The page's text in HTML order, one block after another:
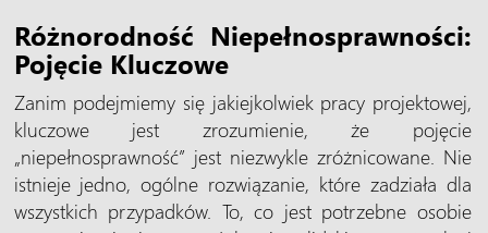
Różnorodność Niepełnosprawności:
Pojęcie Kluczowe
Zanim podejmiemy się jakiejkolwiek pracy projektowej,
kluczowe jest zrozumienie, że pojęcie
„niepełnosprawność” jest niezwykle zróżnicowane. Nie
istnieje jedno, ogólne rozwiązanie, które zadziała dla
wszystkich przypadków. To, co jest potrzebne osobie